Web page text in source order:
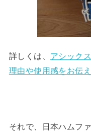
詳しくは、 アシック
理由や使用感をお伝え
それで、日本ハムフ